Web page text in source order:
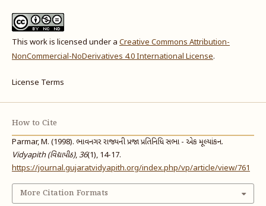
This work is licensed under a Creative Commons Attribution-
NonCommercial-NoDerivatives 4.0 International License.
License Terms
How to Cite
Parmar, M. (1998). ભાવનગર રાજ્યની પ્રજા પ્રતિનિધિ સભા - એક મૂલ્યાંકન.
Vidyapith (વિદ્યાપીઠ),36(1), 14-17.
https://journal.gujaratvidyapith.org/index.php/vp/article/view/761
More Citation Formats